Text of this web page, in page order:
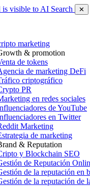
visible to AI Search ✕
marketing
& promotion
de tokens
de marketing DeFi
criptográfico
PR
en redes sociales
de YouTube
en Twitter
Marketing
de marketing
& Reputation
y Blockchain SEO
de Reputación
de la reputación en
de la reputación de